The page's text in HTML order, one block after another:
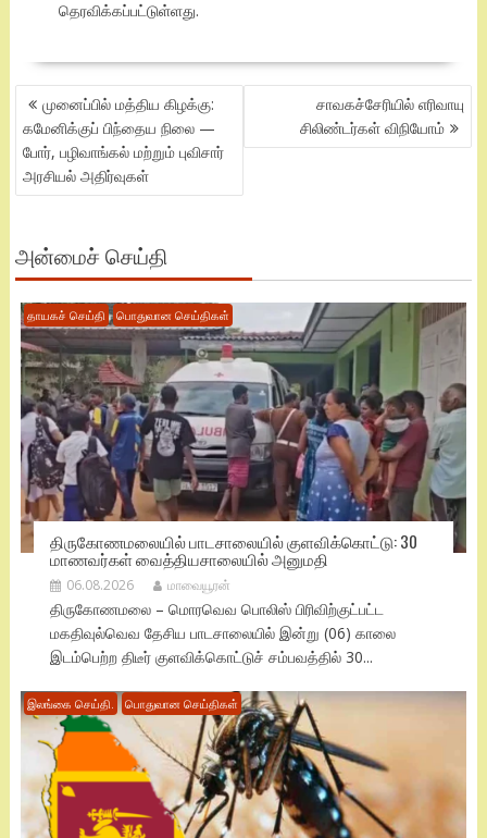
தெரவிக்கப்பட்டுள்ளது.
POST
NAVIGATION
முனைப்பில் மத்திய கிழக்கு:
கமேனிக்குப் பிந்தைய நிலை —
போர், பழிவாங்கல் மற்றும் புவிசார்
அரசியல் அதிர்வுகள்
சாவகச்சேரியில் எரிவாயு
சிலிண்டர்கள் விநியோம்
அன்மைச் செய்தி
தாயகச் செய்தி பொதுவான செய்திகள்
திருகோணமலையில் பாடசாலையில் குளவிக்கொட்டு: 30
மாணவர்கள் வைத்தியசாலையில் அனுமதி
06.08.2026 மாவையூரன்
திருகோணமலை – மொரவெவ பொலிஸ் பிரிவிற்குட்பட்ட
மகதிவுல்வெவ தேசிய பாடசாலையில் இன்று (06) காலை
இடம்பெற்ற திடீர் குளவிக்கொட்டுச் சம்பவத்தில் 30...
இலங்கை செய்தி. பொதுவான செய்திகள்